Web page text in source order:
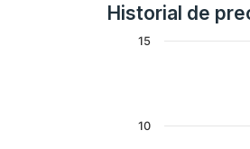
Historial de
10
15